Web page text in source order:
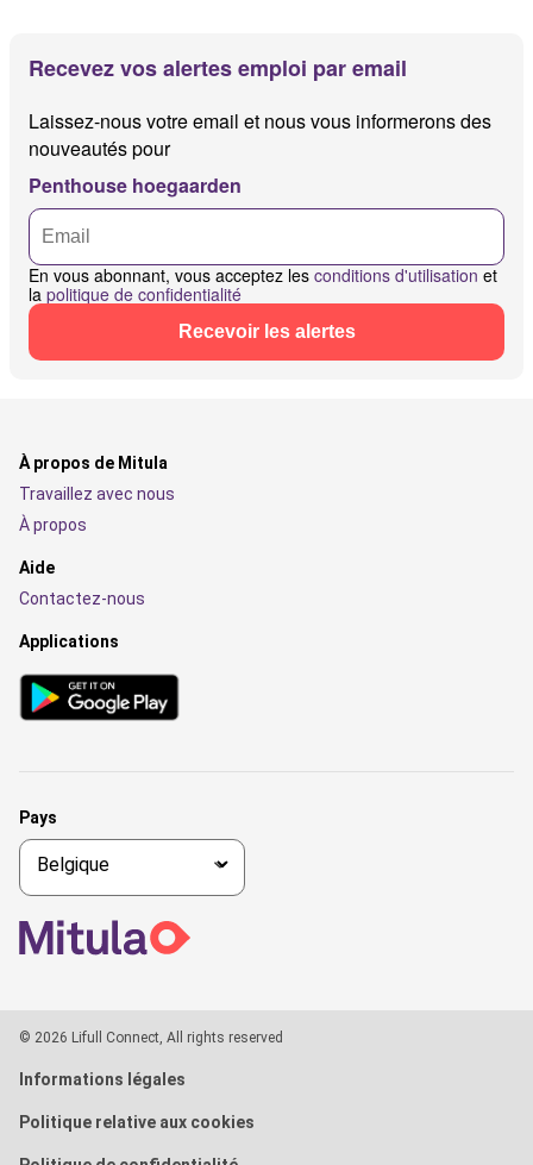
Recevez vos alertes emploi par email
Laissez-nous votre email et nous vous informerons des
nouveautés pour
Penthouse hoegaarden
En vous abonnant, vous acceptez les conditions d'utilisation et
la politique de confidentialité
Recevoir les alertes
À propos de Mitula
Travaillez avec nous
À propos
Aide
Contactez-nous
Applications
Pays
© 2026 Lifull Connect, All rights reserved
Informations légales
Politique relative aux cookies